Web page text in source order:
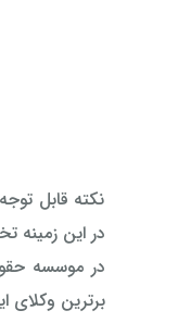
نکته قابل
در این زمینه
در موسسه
برترین وکلای